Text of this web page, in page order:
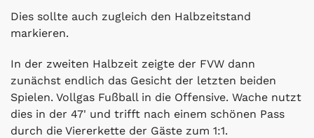
Dies sollte auch zugleich den Halbzeitstand
markieren.
In der zweiten Halbzeit zeigte der FVW dann
zunächst endlich das Gesicht der letzten beiden
Spielen. Vollgas Fußball in die Offensive. Wache nutzt
dies in der 47' und trifft nach einem schönen Pass
durch die Viererkette der Gäste zum 1:1.